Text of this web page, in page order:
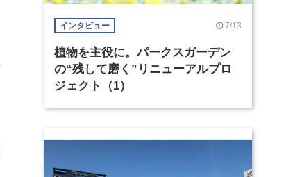
インタビュー 7/13
植物を主役に。パークスガーデン
の“残して磨く”リニューアルプロ
ジェクト（1）